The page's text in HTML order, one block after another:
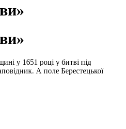
у 1651 році у битві під
А поле Берестецької